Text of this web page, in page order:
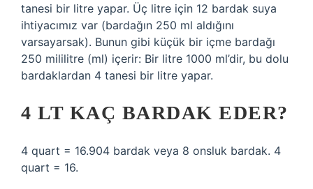
tanesi bir litre yapar. Üç litre için 12 bardak suya
ihtiyacımız var (bardağın 250 ml aldığını
varsayarsak). Bunun gibi küçük bir içme bardağı
250 mililitre (ml) içerir: Bir litre 1000 ml’dir, bu dolu
bardaklardan 4 tanesi bir litre yapar.
4 LT KAÇ BARDAK EDER?
4 quart = 16.904 bardak veya 8 onsluk bardak. 4
quart = 16.